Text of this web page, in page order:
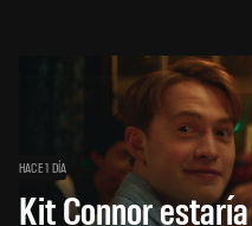
HACE 1 DÍA
Kit Connor